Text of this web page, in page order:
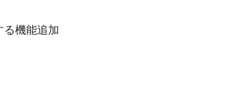
る機能追加